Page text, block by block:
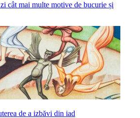
cât mai multe motive de bucurie și
de a izbăvi din iad